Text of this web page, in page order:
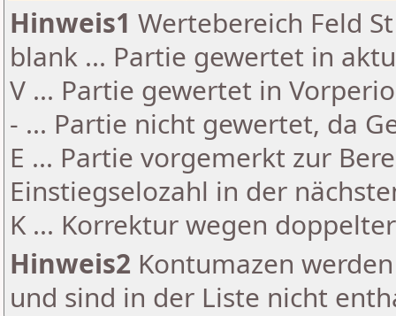
Hinweis1 Wertebereich Feld
blank ... Partie gewertet in
V ... Partie gewertet in
- ... Partie nicht gewertet, da
E ... Partie vorgemerkt zur
Einstiegselozahl in der
K ... Korrektur wegen
Hinweis2 Kontumazen
und sind in der Liste nicht